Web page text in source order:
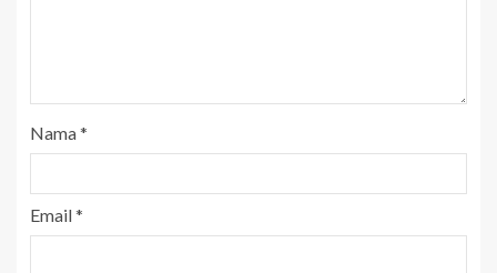
Nama*
Email*